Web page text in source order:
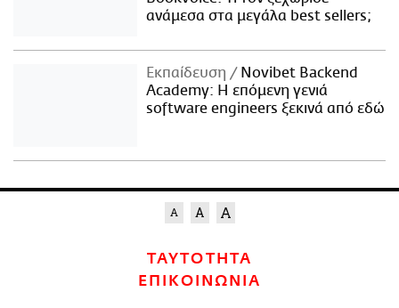
ανάμεσα στα μεγάλα best sellers;
Εκπαίδευση
Novibet Backend
Academy: Η επόμενη γενιά
software engineers ξεκινά από εδώ
ΤΑΥΤΟΤΗΤΑ
ΕΠΙΚΟΙΝΩΝΙΑ